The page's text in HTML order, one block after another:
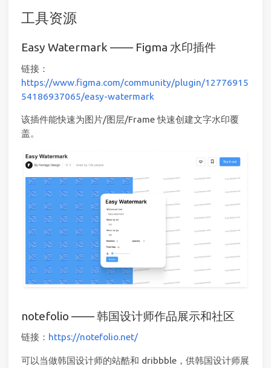
工具资源
Easy Watermark —— Figma 水印插件
链接：
https://www.figma.com/community/plugin/12776915
54186937065/easy-watermark
该插件能快速为图片/图层/Frame 快速创建文字水印覆
盖。
notefolio —— 韩国设计师作品展示和社区
链接： https://notefolio.net/
可以当做韩国设计师的站酷和 dribbble，供韩国设计师展